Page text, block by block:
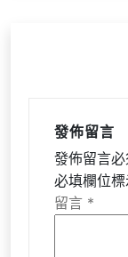
發佈留言
發佈留言
必填欄位
留言 *